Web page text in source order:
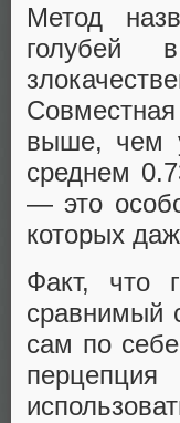
Метод
голубей
выше, чем
среднем
— это
которых
Факт, что
сравнимый
сам по